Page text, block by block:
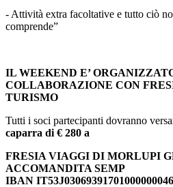
- Attività extra facoltative e tutto ciò
comprende”
IL WEEKEND E’
COLLABORAZIONE CON
TURISMO
Tutti i soci partecipanti dovranno
caparra di € 280 a
FRESIA VIAGGI DI MORLUPI
ACCOMANDITA SEMP
IBAN